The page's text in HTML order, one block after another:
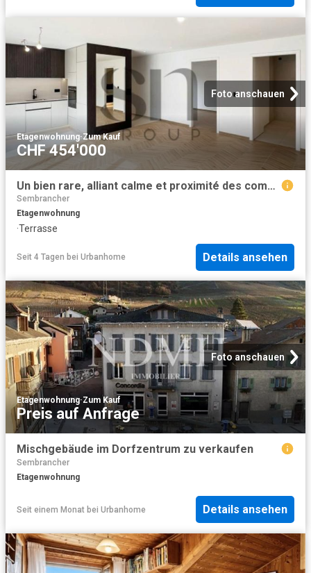
Foto anschauen
Etagenwohnung·Zum Kauf
CHF 454'000
Un bien rare, alliant calme et proximité des commodités Petite PPE
Sembrancher
Etagenwohnung
·Terrasse
Seit 4 Tagen bei Urbanhome Details ansehen
Foto anschauen
Etagenwohnung·Zum Kauf
Preis auf Anfrage
Mischgebäude im Dorfzentrum zu verkaufen
Sembrancher
Etagenwohnung
Seit einem Monat bei Urbanhome Details ansehen